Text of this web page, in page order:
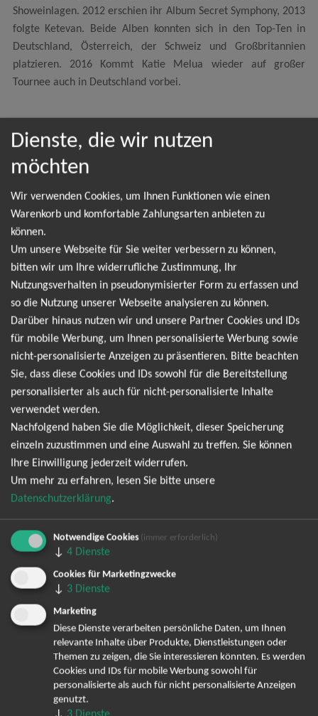
Showeinlagen. 2012 erschien ihr Album Secret Symphony, 2013
folgte Ketevan. Beide Alben konnten sich in den Top-Ten in
Deutschland, Österreich, der Schweiz und Großbritannien
platzieren. 2016 Kommt Katie Melua wieder auf großer
Tournee auch in Deutschland vorbei.
Leider gibt es aktuell von Katie Melua keine
Termine. Wir informieren dich jedoch gerne
direkt, sobald es neue Termine gibt. Einfach hier
für den Katie Melua Newsletter anmelden und
keine Angebote und Tourdaten mehr verpassen!
Ich möchte den regelmäßig erscheinenden Newsletter
abonnieren und bin daher mit einer Speicherung meiner E-
Mail-Adresse zum Zweck der Zustellung des Newsletters
entsprechend der
Newsletter kann ich jederzeit wieder abbestellen.
Bereits angemeldet? Hier können Sie sich abmelden ...
TOP-Events
André Rieu Tickets
David Garrett Tickets
Andrea Berg Tickets
Dienste, die wir nutzen
möchten
Wir verwenden Cookies, um Ihnen Funktionen wie einen
Warenkorb und komfortable Zahlungsarten anbieten zu
können.
Um unsere Webseite für Sie weiter verbessern zu können,
bitten wir um Ihre widerrufliche Zustimmung, Ihr
Nutzungsverhalten in pseudonymisierter Form zu erfassen und
so die Nutzung unserer Webseite analysieren zu können.
Darüber hinaus nutzen wir und unsere Partner Cookies und IDs
für mobile Werbung, um Ihnen personalisierte Werbung sowie
nicht-personalisierte Anzeigen zu präsentieren. Bitte beachten
Sie, dass diese Cookies und IDs sowohl für die Bereitstellung
personalisierter als auch für nicht-personalisierte Inhalte
verwendet werden.
Nachfolgend haben Sie die Möglichkeit, dieser Speicherung
einzeln zuzustimmen und eine Auswahl zu treffen. Sie können
Ihre Einwilligung jederzeit widerrufen.
Um mehr zu erfahren, lesen Sie bitte unsere
Datenschutzerklärung.
Notwendige Cookies (immer erforderlich)
↓ 4 Dienste
Cookies für Marketingzwecke
↓ 3 Dienste
Marketing
Diese Dienste verarbeiten persönliche Daten, um Ihnen
relevante Inhalte über Produkte, Dienstleistungen oder
Themen zu zeigen, die Sie interessieren könnten. Es werden
Cookies und IDs für mobile Werbung sowohl für
personalisierte als auch für nicht personalisierte Anzeigen
genutzt.